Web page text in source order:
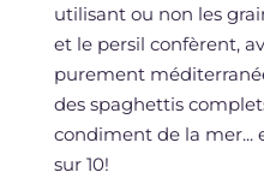
utilisant ou non les
et le persil confèrent,
purement
des spaghettis
condiment de la mer...
sur 10!